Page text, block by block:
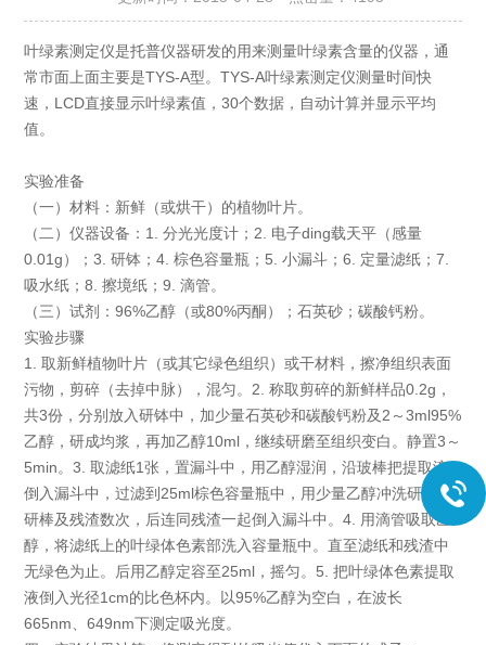
叶绿素测定仪是托普仪器研发的用来测量叶绿素含量的仪器，通
常市面上面主要是TYS-A型。TYS-A叶绿素测定仪测量时间快
速，LCD直接显示叶绿素值，30个数据，自动计算并显示平均
值。
实验准备
（一）材料：新鲜（或烘干）的植物叶片。
（二）仪器设备：1. 分光光度计；2. 电子ding载天平（感量
0.01g）；3. 研钵；4. 棕色容量瓶；5. 小漏斗；6. 定量滤纸；7.
吸水纸；8. 擦境纸；9. 滴管。
（三）试剂：96%乙醇（或80%丙酮）；石英砂；碳酸钙粉。
实验步骤
1. 取新鲜植物叶片（或其它绿色组织）或干材料，擦净组织表面
污物，剪碎（去掉中脉），混匀。2. 称取剪碎的新鲜样品0.2g，
共3份，分别放入研钵中，加少量石英砂和碳酸钙粉及2～3ml95%
乙醇，研成均浆，再加乙醇10ml，继续研磨至组织变白。静置3～
5min。3. 取滤纸1张，置漏斗中，用乙醇湿润，沿玻棒把提取液
倒入漏斗中，过滤到25ml棕色容量瓶中，用少量乙醇冲洗研钵、
研棒及残渣数次，后连同残渣一起倒入漏斗中。4. 用滴管吸取乙
醇，将滤纸上的叶绿体色素部洗入容量瓶中。直至滤纸和残渣中
无绿色为止。后用乙醇定容至25ml，摇匀。5. 把叶绿体色素提取
液倒入光径1cm的比色杯内。以95%乙醇为空白，在波长
665nm、649nm下测定吸光度。